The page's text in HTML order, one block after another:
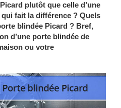
plutôt que celle d’une
qui fait la différence ? Quels
blindée Picard ? Bref,
d’une porte blindée de
ou votre